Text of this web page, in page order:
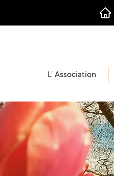
L' Association